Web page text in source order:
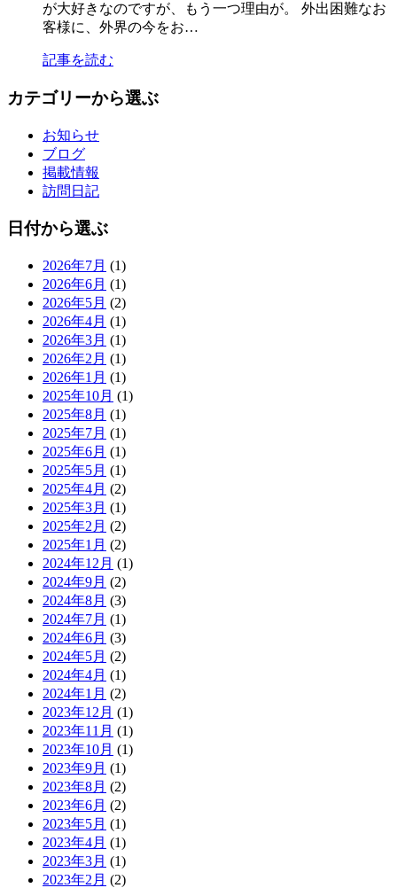
が大好きなのですが、もう一つ理由が。 外出困難なお
客様に、外界の今をお…
記事を読む
カテゴリーから選ぶ
お知らせ
ブログ
掲載情報
訪問日記
日付から選ぶ
2026年7月 (1)
2026年6月 (1)
2026年5月 (2)
2026年4月 (1)
2026年3月 (1)
2026年2月 (1)
2026年1月 (1)
2025年10月 (1)
2025年8月 (1)
2025年7月 (1)
2025年6月 (1)
2025年5月 (1)
2025年4月 (2)
2025年3月 (1)
2025年2月 (2)
2025年1月 (2)
2024年12月 (1)
2024年9月 (2)
2024年8月 (3)
2024年7月 (1)
2024年6月 (3)
2024年5月 (2)
2024年4月 (1)
2024年1月 (2)
2023年12月 (1)
2023年11月 (1)
2023年10月 (1)
2023年9月 (1)
2023年8月 (2)
2023年6月 (2)
2023年5月 (1)
2023年4月 (1)
2023年3月 (1)
2023年2月 (2)